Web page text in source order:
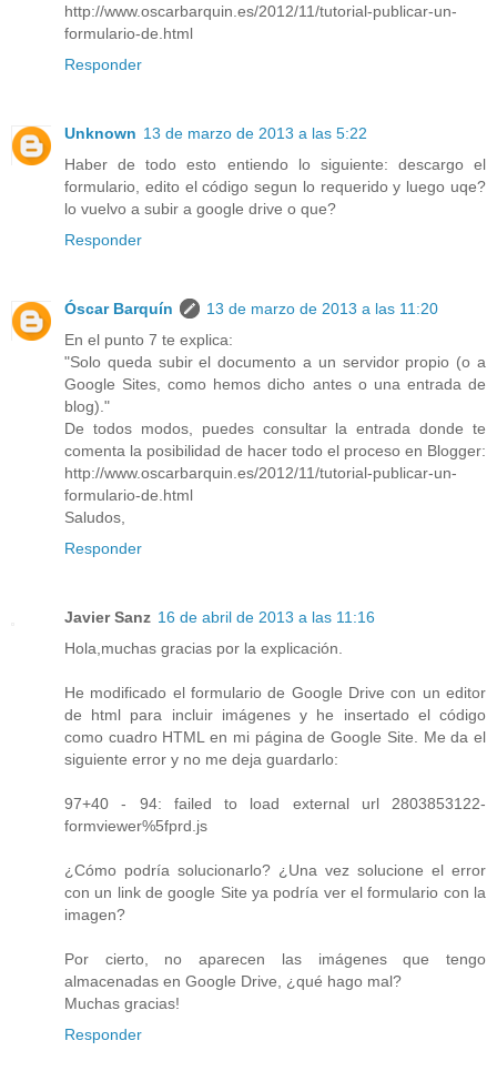
http://www.oscarbarquin.es/2012/11/tutorial-publicar-un-
formulario-de.html
Responder
Unknown 13 de marzo de 2013 a las 5:22
Haber de todo esto entiendo lo siguiente: descargo el
formulario, edito el código segun lo requerido y luego uqe?
lo vuelvo a subir a google drive o que?
Responder
Óscar Barquín
13 de marzo de 2013 a las 11:20
En el punto 7 te explica:
"Solo queda subir el documento a un servidor propio (o a
Google Sites, como hemos dicho antes o una entrada de
blog)."
De todos modos, puedes consultar la entrada donde te
comenta la posibilidad de hacer todo el proceso en Blogger:
http://www.oscarbarquin.es/2012/11/tutorial-publicar-un-
formulario-de.html
Saludos,
Responder
Javier Sanz 16 de abril de 2013 a las 11:16
Hola,muchas gracias por la explicación.
He modificado el formulario de Google Drive con un editor
de html para incluir imágenes y he insertado el código
como cuadro HTML en mi página de Google Site. Me da el
siguiente error y no me deja guardarlo:
97+40 - 94: failed to load external url 2803853122-
formviewer%5fprd.js
¿Cómo podría solucionarlo? ¿Una vez solucione el error
con un link de google Site ya podría ver el formulario con la
imagen?
Por cierto, no aparecen las imágenes que tengo
almacenadas en Google Drive, ¿qué hago mal?
Muchas gracias!
Responder